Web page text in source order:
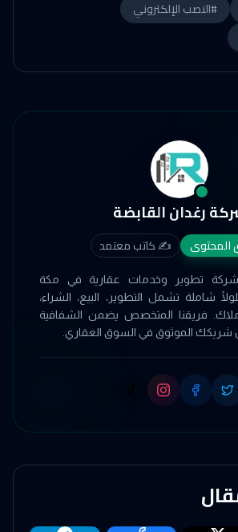
#النصب الإلكتروني
رغدان القابضة
المحتوى ✍️كاتب معتمد
شركة تطوير وخدمات عقارية في مكة
شاملة تشمل التطوير، البيع، الشراء،
فريقنا المتخصص يضمن الشفافية
شريكك الموثوق في السوق العقاري.